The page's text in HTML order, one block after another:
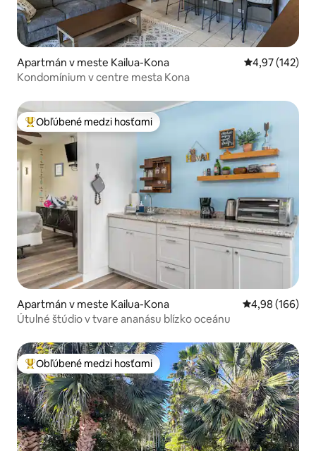
Apartmán v meste Kailua-Kona Priemerné
4,97 (142)
Kondomínium v centre mesta Kona
Najobľúbenejšie medzi hosťami
Obľúbené medzi hosťami
Apartmán v meste Kailua-Kona Priemerné
4,98 (166)
Útulné štúdio v tvare ananásu blízko oceánu
Najobľúbenejšie medzi hosťami
Obľúbené medzi hosťami